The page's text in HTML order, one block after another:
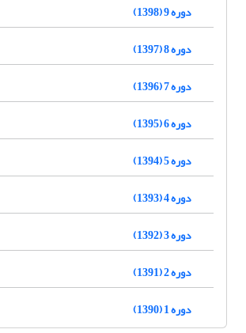
دوره 9 (1398)
دوره 8 (1397)
دوره 7 (1396)
دوره 6 (1395)
دوره 5 (1394)
دوره 4 (1393)
دوره 3 (1392)
دوره 2 (1391)
دوره 1 (1390)